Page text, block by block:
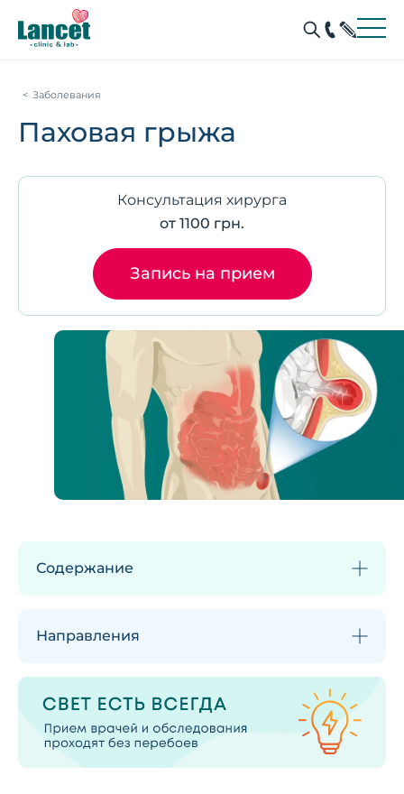
Заболевания
Паховая грыжа
Консультация хирурга
от 1100 грн.
Запись на прием
Содержание
Направления